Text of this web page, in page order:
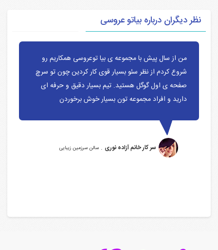
نظر دیگران درباره بیاتو عروسی
من از سال پیش با مجموعه ی بیا توعروسی همکاریم رو
شروع کردم از نظر سئو بسیار قوی کار کردین چون تو سرچ
صفحه ی اول گوگل هستید. تیم بسیار دقیق و حرفه ای
دارید و افراد مجموعه تون بسیار خوش برخوردن
سر کار خانم آزاده نوری . سالن سرزمین زیبایی